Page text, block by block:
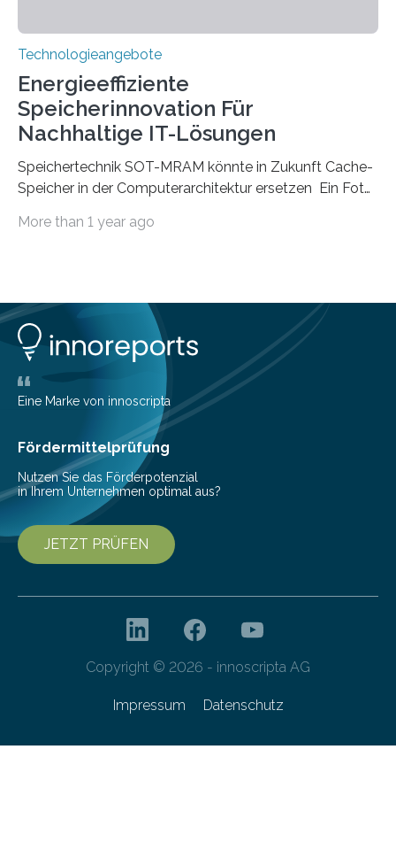
Technologieangebote
Energieeffiziente
Speicherinnovation Für
Nachhaltige IT-Lösungen
Speichertechnik SOT-MRAM könnte in Zukunft Cache-
Speicher in der Computerarchitektur ersetzen Ein Foto,
Hochgeladene Medien landen in riesigen Cloud-
weltweiten Gesamtenergieverbrauchs, was 200
Terawattstunden Strom pro Jahr entspricht. Dieser
immense Energiebedarf hat Wissenschaftlerinnen und
Wissenschaftler dazu veranlasst, innovative Wege zur
Senkung des Energieverbrauchs zu erforschen. Neuer
Ansatz für Smartphones und Supercomputer
gleichermaßen geeignet…
More than 1 year ago
Eine Marke von innoscripta
Fördermittelprüfung
Nutzen Sie das Förderpotenzial
in Ihrem Unternehmen optimal aus?
JETZT PRÜFEN
Copyright © 2026 - innoscripta AG
Impressum Datenschutz